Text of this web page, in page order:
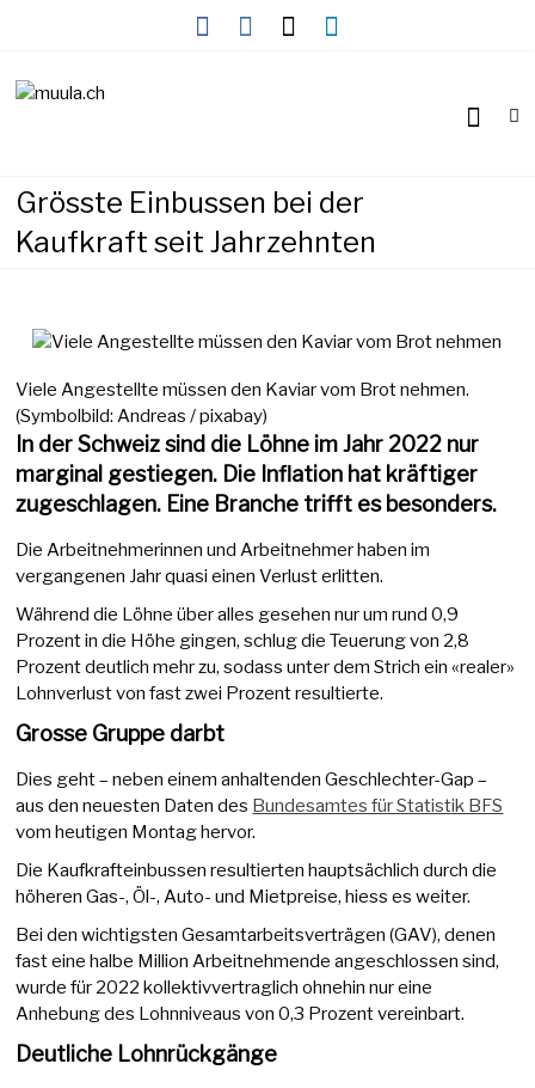
Grösste Einbussen bei der
Kaufkraft seit Jahrzehnten
Viele Angestellte müssen den Kaviar vom Brot nehmen.
(Symbolbild: Andreas / pixabay)
In der Schweiz sind die Löhne im Jahr 2022 nur
marginal gestiegen. Die Inflation hat kräftiger
zugeschlagen. Eine Branche trifft es besonders.
Die Arbeitnehmerinnen und Arbeitnehmer haben im
vergangenen Jahr quasi einen Verlust erlitten.
Während die Löhne über alles gesehen nur um rund 0,9
Prozent in die Höhe gingen, schlug die Teuerung von 2,8
Prozent deutlich mehr zu, sodass unter dem Strich ein «realer»
Lohnverlust von fast zwei Prozent resultierte.
Grosse Gruppe darbt
Dies geht – neben einem anhaltenden Geschlechter-Gap –
aus den neuesten Daten des Bundesamtes für Statistik BFS
vom heutigen Montag hervor.
Die Kaufkrafteinbussen resultierten hauptsächlich durch die
höheren Gas-, Öl-, Auto- und Mietpreise, hiess es weiter.
Bei den wichtigsten Gesamtarbeitsverträgen (GAV), denen
fast eine halbe Million Arbeitnehmende angeschlossen sind,
wurde für 2022 kollektivvertraglich ohnehin nur eine
Anhebung des Lohnniveaus von 0,3 Prozent vereinbart.
Deutliche Lohnrückgänge